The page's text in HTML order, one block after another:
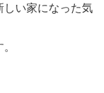
しい家になった気